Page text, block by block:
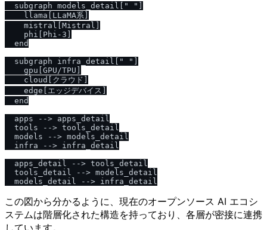
  subgraph models_detail[" "]
    llama[LLaMA系]
    mistral[Mistral]
    phi[Phi-3]
  end
  subgraph infra_detail[" "]
    gpu[GPU/TPU]
    cloud[クラウド]
    edge[エッジデバイス]
  end
  apps --> apps_detail
  tools --> tools_detail
  models --> models_detail
  infra --> infra_detail
  apps_detail --> tools_detail
  tools_detail --> models_detail
この図から分かるように、現在のオープンソース AI エコシ
ステムは階層化された構造を持っており、各層が密接に連携
しています。